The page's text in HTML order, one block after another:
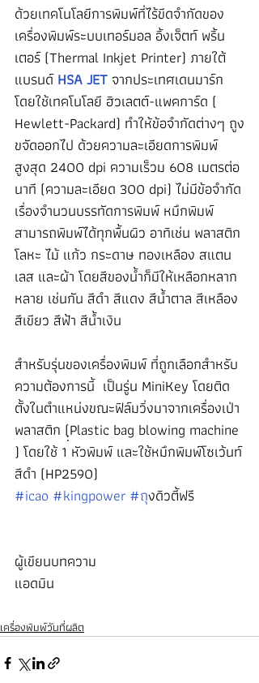
ด้วยเทคโนโลยีการพิมพ์ที่ไร้ขีดจำกัดของ
เครื่องพิมพ์ระบบเทอร์มอล อิ้งเจ็ตท์ พริ้น
เตอร์ (Thermal Inkjet Printer) ภายใต้
แบรนด์ HSA JET จากประเทศเดนมาร์ก
โดยใช้เทคโนโลยี ฮิวเลตต์-แพคการ์ด (
Hewlett-Packard) ทำให้ข้อจำกัดต่างๆ ถูง
ขจัดออกไป ด้วยความละเอียดการพิมพ์
สูงสุด 2400 dpi ความเร็วม 608 เมตรต่อ
นาที (ความละเอียด 300 dpi) ไม่มีข้อจำกัด
เรื่องจำนวนบรรทัดการพิมพ์ หมึกพิมพ์
สามารถพิมพ์ได้ทุกพื้นผิว อาทิเช่น พลาสติก
โลหะ ไม้ แก้ว กระดาษ ทองเหลือง สแตน
เลส และผ้า โดยสีของน้ำก็มีให้เหลือกหลาก
หลาย เช่นกัน สีดำ สีแดง สีน้ำตาล สีเหลือง
สีเขียว สีฟ้า สีน้ำเงิน
สำหรับรุ่นของเครื่องพิมพ์ ที่ถูกเลือกสำหรับ
ความต้องการนี้  เป็นรู่น MiniKey โดยติด
ตั้งในตำแหน่งขณะฟิล์มวิ่งมาจากเครื่องเป่า
พลาสติก (ฺฺPlastic bag blowing machine
) โดยใช้ 1 หัวพิมพ์ และใช้หมึกพิมพ์โซเว้นท์
สีดำ (HP2590)
#icao #kingpower #ถุงดิวตี้ฟรี
ผู้เขียนบทความ
แอดมิน
เครื่องพิมพ์วันที่ผลิต